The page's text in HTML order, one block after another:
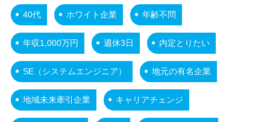
40代 ホワイト企業 年齢不問
年収1,000万円 週休3日 内定とりたい
SE（システムエンジニア） 地元の有名企業
地域未来牽引企業 キャリアチェンジ